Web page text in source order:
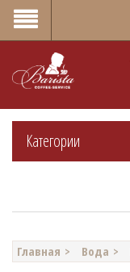
Категории
Главная Вода